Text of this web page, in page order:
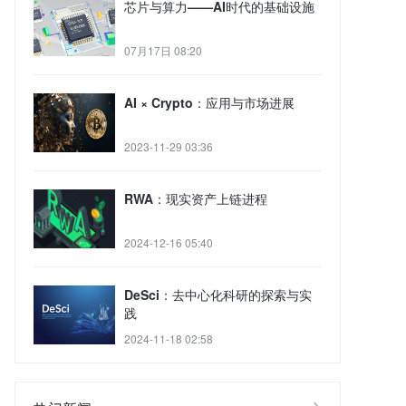
芯片与算力——AI时代的基础设施
07月17日 08:20
AI × Crypto：应用与市场进展
2023-11-29 03:36
RWA：现实资产上链进程
2024-12-16 05:40
DeSci：去中心化科研的探索与实
践
2024-11-18 02:58